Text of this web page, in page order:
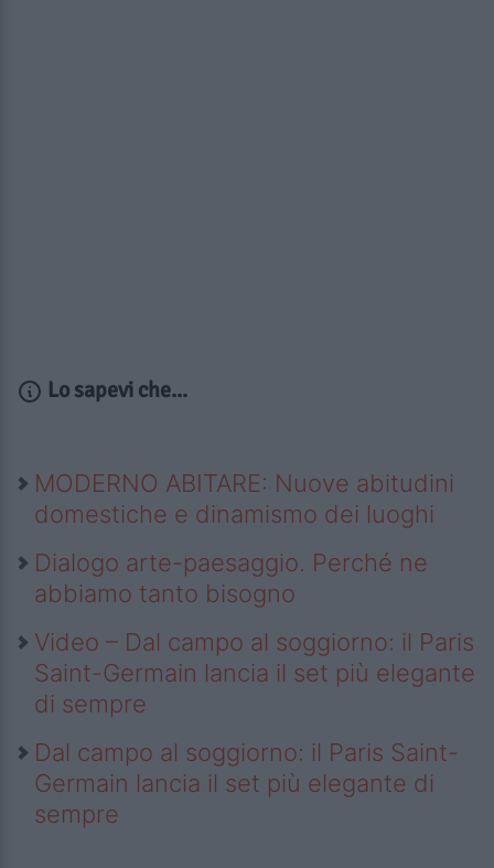
Lo sapevi che...
MODERNO ABITARE: Nuove abitudini
domestiche e dinamismo dei luoghi
Dialogo arte-paesaggio. Perché ne
abbiamo tanto bisogno
Video – Dal campo al soggiorno: il Paris
Saint-Germain lancia il set più elegante
di sempre
Dal campo al soggiorno: il Paris Saint-
Germain lancia il set più elegante di
sempre